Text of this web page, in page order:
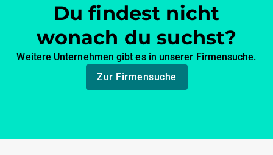
Du findest nicht
wonach du suchst?
Weitere Unternehmen gibt es in unserer Firmensuche.
Zur Firmensuche